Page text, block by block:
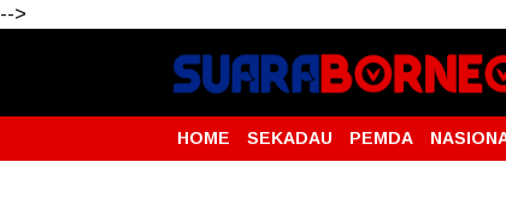
-->
HOME SEKADAU PEMDA